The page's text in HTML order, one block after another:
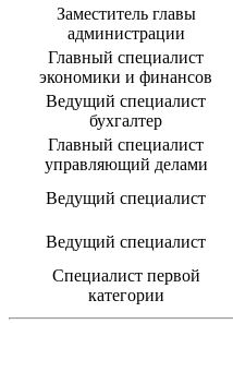
Заместитель главы
администрации
Главный специалист
экономики и финансов
Ведущий специалист
бухгалтер
Главный специалист
управляющий делами
Ведущий специалист
Ведущий специалист
Специалист первой
категории